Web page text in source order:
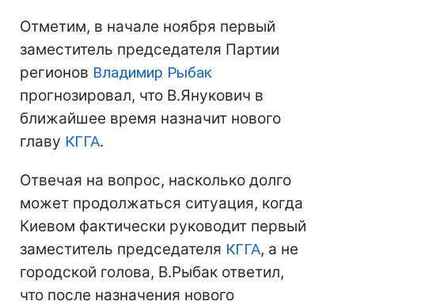
Отметим, в начале ноября первый
заместитель председателя Партии
регионов Владимир Рыбак
прогнозировал, что В.Янукович в
ближайшее время назначит нового
главу КГГА.
Отвечая на вопрос, насколько долго
может продолжаться ситуация, когда
Киевом фактически руководит первый
заместитель председателя КГГА, а не
городской голова, В.Рыбак ответил,
что после назначения нового